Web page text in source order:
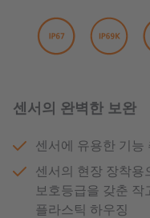
센서의 완벽한 보완
센서에 유용한 기능
센서의 현장 장착용
보호등급을 갖춘 작
플라스틱 하우징